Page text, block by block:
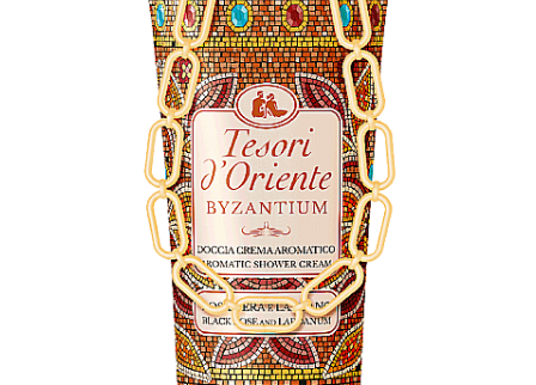
Masca & Gel de par
Servetele Umede & Uscate